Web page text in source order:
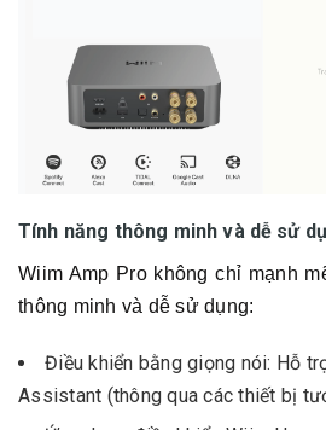
Tính năng thông minh và dễ sử
Wiim Amp Pro không chỉ mạnh
thông minh và dễ sử dụng:
Điều khiển bằng giọng nói: Hỗ
Assistant (thông qua các thiết bị